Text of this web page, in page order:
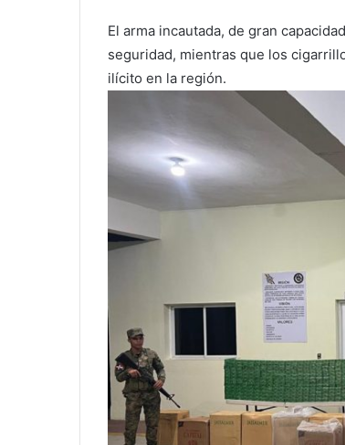
El arma incautada, de gran
seguridad, mientras que los
ilícito en la región.